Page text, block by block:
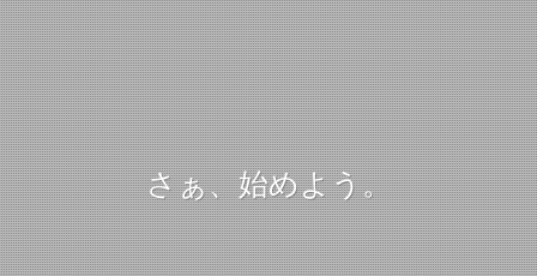
さぁ、始めよう。